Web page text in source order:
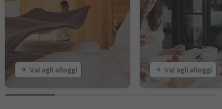
Vai agli alloggi Vai agli alloggi